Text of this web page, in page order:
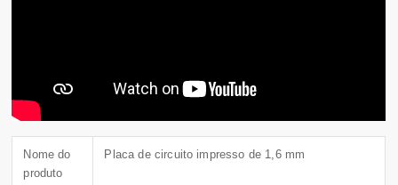
Nome do
produto
Placa de circuito impresso de 1,6 mm